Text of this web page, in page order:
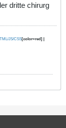
dritte chirurg
JS/CSS[color=red] |